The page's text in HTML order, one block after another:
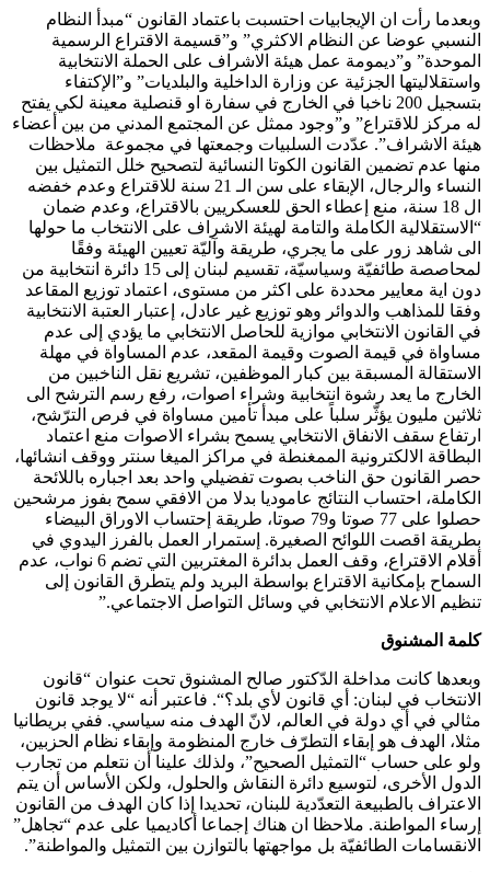
وبعدما رأت ان الإيجابيات احتسبت باعتماد القانون “مبدأ النظام
النسبي عوضا عن النظام الاكثري” و”قسيمة الاقتراع الرسمية
الموحدة” و”ديمومة عمل هيئة الاشراف على الحملة الانتخابية
واستقلاليتها الجزئية عن وزارة الداخلية والبلديات” و”الإكتفاء
بتسجيل 200 ناخبا في الخارج في سفارة او قنصلية معينة لكي يفتح
له مركز للاقتراع” و”وجود ممثل عن المجتمع المدني من بين أعضاء
هيئة الاشراف”. عدّدت السلبيات وجمعتها في مجموعة ملاحظات
منها عدم تضمين القانون الكوتا النسائية لتصحيح خلل التمثيل بين
النساء والرجال، الإبقاء على سن الـ 21 سنة للاقتراع وعدم خفضه
ال 18 سنة، منع إعطاء الحق للعسكريين بالاقتراع، وعدم ضمان
“الاستقلالية الكاملة والتامة لهيئة الاشراف على الانتخاب ما حولها
الى شاهد زور على ما يجري، طريقة وآليّة تعيين الهيئة وفقًا
لمحاصصة طائفيّة وسياسيّة، تقسيم لبنان إلى 15 دائرة انتخابية من
دون اية معايير محددة على اكثر من مستوى، اعتماد توزيع المقاعد
وفقا للمذاهب والدوائر وهو توزيع غير عادل، إعتبار العتبة الانتخابية
في القانون الانتخابي موازية للحاصل الانتخابي ما يؤدي إلى عدم
مساواة في قيمة الصوت وقيمة المقعد، عدم المساواة في مهلة
الاستقالة المسبقة بين كبار الموظفين، تشريع نقل الناخبين من
الخارج ما يعد رشوة انتخابية وشراء اصوات، رفع رسم الترشح الى
ثلاثين مليون يؤثّر سلباً على مبدأ تأمين مساواة في فرص الترّشح،
ارتفاع سقف الانفاق الانتخابي يسمح بشراء الاصوات منع اعتماد
البطاقة الالكترونية الممغنطة في مراكز الميغا سنتر ووقف انشائها،
حصر القانون حق الناخب بصوت تفضيلي واحد بعد اجباره باللائحة
الكاملة، احتساب النتائج عاموديا بدلا من الافقي سمح بفوز مرشحين
حصلوا على 77 صوتا و79 صوتا، طريقة إحتساب الاوراق البيضاء
بطريقة اقصت اللوائح الصغيرة. إستمرار العمل بالفرز اليدوي في
أقلام الاقتراع، وقف العمل بدائرة المغتربين التي تضم 6 نواب، عدم
السماح بإمكانية الاقتراع بواسطة البريد ولم يتطرق القانون إلى
تنظيم الاعلام الانتخابي في وسائل التواصل الاجتماعي.”
كلمة المشنوق
وبعدها كانت مداخلة الدّكتور صالح المشنوق تحت عنوان “قانون
الانتخاب في لبنان: أي قانون لأي بلد؟“. فاعتبر أنه “لا يوجد قانون
مثالي في أي دولة في العالم، لانّ الهدف منه سياسي. ففي بريطانيا
مثلا، الهدف هو إبقاء التطرّف خارج المنظومة وإبقاء نظام الحزبين،
ولو على حساب “التمثيل الصحيح”، ولذلك علينا أن نتعلم من تجارب
الدول الأخرى، لتوسيع دائرة النقاش والحلول، ولكن الأساس أن يتم
الاعتراف بالطبيعة التعدّدية للبنان، تحديدا إذا كان الهدف من القانون
إرساء المواطنة. ملاحظا ان هناك إجماعا أكاديميا على عدم “تجاهل”
الانقسامات الطائفيّة بل مواجهتها بالتوازن بين التمثيل والمواطنة”.